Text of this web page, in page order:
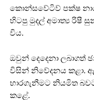
කොන්සවේටිව් පක්ෂ
හිටපු මුදල් අමාත්‍ය රිෂී
විය.
ඔවුන් දෙදෙනා ලබාගත්
විසින් නිවේදනය කළා.
භාරගැනීමට නියමිත බවට
කළේ.